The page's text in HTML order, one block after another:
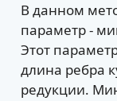
В данном
параметр -
Этот
длина ребра
редукции.